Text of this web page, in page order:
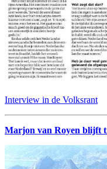
Interview in de Volksrant
Marjon van Royen blijft